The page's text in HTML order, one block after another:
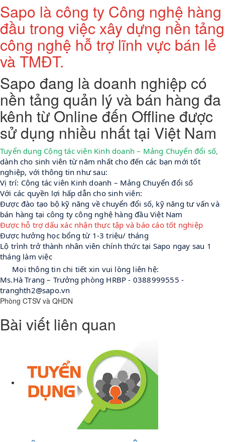
Sapo là công ty Công nghệ hàng
đầu trong việc xây dựng nền tảng
công nghệ hỗ trợ lĩnh vực bán lẻ
và TMĐT.
Sapo đang là doanh nghiệp có
nền tảng quản lý và bán hàng đa
kênh từ Online đến Offline được
sử dụng nhiều nhất tại Việt Nam
Tuyển dụng Cộng tác viên Kinh doanh – Mảng Chuyển đổi số,
dành cho sinh viên từ năm nhất cho đến các bạn mới tốt
nghiệp, với thông tin như sau:
Vị trí: Cộng tác viên Kinh doanh – Mảng Chuyển đổi số
Với các quyền lợi hấp dẫn cho sinh viên:
Được đào tạo bộ kỹ năng về chuyển đổi số, kỹ năng tư vấn và
bán hàng tại công ty công nghệ hàng đầu Việt Nam
Được hỗ trợ dấu xác nhận thực tập và báo cáo tốt nghiệp
Được hưởng học bổng từ 1-3 triệu/ tháng
Lộ trình trở thành nhân viên chính thức tại Sapo ngay sau 1
tháng làm việc
☎
Mọi thông tin chi tiết xin vui lòng liên hệ:
Ms.Hà Trang – Trưởng phòng HRBP - 0388999555 -
tranghth2@sapo.vn
Phòng CTSV và QHDN
Bài viết liên quan